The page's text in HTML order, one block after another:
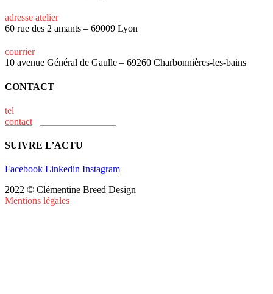
adresse atelier
60 rue des 2 amants – 69009 Lyon
courrier
10 avenue Général de Gaulle – 69260 Charbonnières-les-bains
CONTACT
tel
contact
SUIVRE L’ACTU
Facebook Linkedin Instagram
2022 © Clémentine Breed Design
Mentions légales